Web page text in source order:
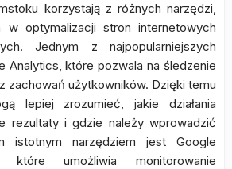
korzystają z różnych narzędzi,
w optymalizacji stron internetowych
Jednym z najpopularniejszych
Analytics, które pozwala na śledzenie
zachowań użytkowników. Dzięki temu
lepiej zrozumieć, jakie działania
rezultaty i gdzie należy wprowadzić
istotnym narzędziem jest Google
które umożliwia monitorowanie